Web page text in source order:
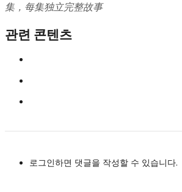
集，每集独立完整故事
관련 콘텐츠
로그인하면 댓글을 작성할 수 있습니다.